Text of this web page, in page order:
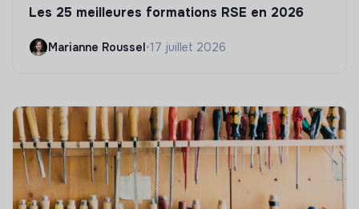
Les 25 meilleures formations RSE en 2026
Marianne Roussel•17 juillet 2026